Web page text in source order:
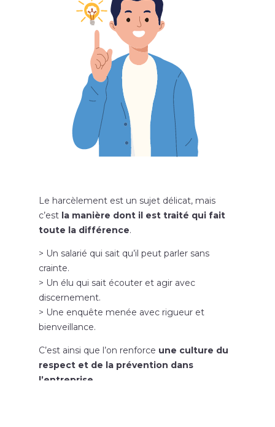
Le harcèlement est un sujet délicat, mais
c’est la manière dont il est traité qui fait
toute la différence.
> Un salarié qui sait qu’il peut parler sans
crainte.
> Un élu qui sait écouter et agir avec
discernement.
> Une enquête menée avec rigueur et
bienveillance.
C’est ainsi que l’on renforce une culture du
respect et de la prévention dans
l’entreprise